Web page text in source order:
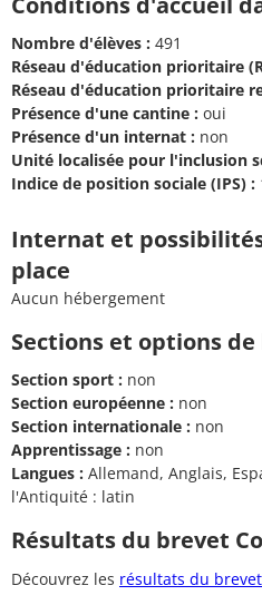
Nombre d'élèves : 491
Réseau d'éducation prioritaire
Réseau d'éducation prioritaire
Présence d'une cantine : oui
Présence d'un internat : non
Unité localisée pour l'inclusion
Indice de position sociale (IPS) :
Internat et
place
Aucun hébergement
Sections et options
Section sport : non
Section européenne : non
Section internationale : non
Apprentissage : non
Langues : Allemand, Anglais,
l'Antiquité : latin
Résultats du brevet
Découvrez les résultats du